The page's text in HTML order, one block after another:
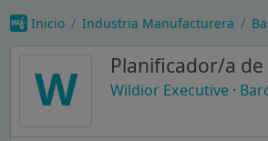
Inicio Industria Manufacturera
W Planificador/a
Wildior Executive ·